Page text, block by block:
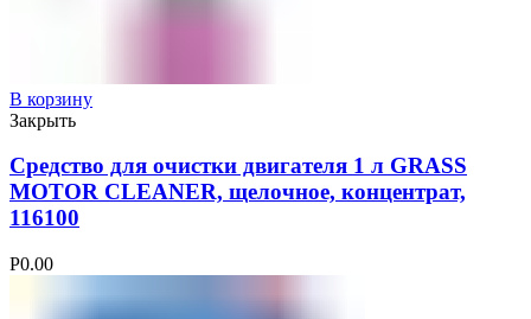
В корзину
Закрыть
Средство для очистки двигателя 1 л GRASS
MOTOR CLEANER, щелочное, концентрат,
116100
Р0.00